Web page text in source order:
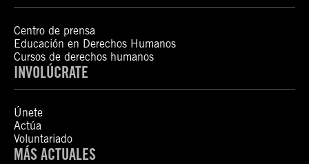
Centro de prensa
Educación en Derechos Humanos
Cursos de derechos humanos
INVOLÚCRATE
Únete
Actúa
Voluntariado
MÁS ACTUALES